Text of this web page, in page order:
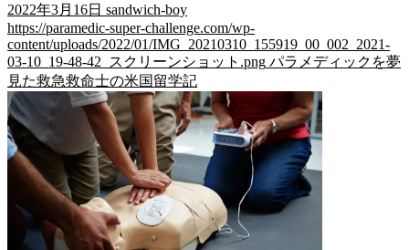
2022年3月16日 sandwich-boy
https://paramedic-super-challenge.com/wp-
content/uploads/2022/01/IMG_20210310_155919_00_002_2021-
03-10_19-48-42_スクリーンショット.png パラメディックを夢
見た救急救命士の米国留学記